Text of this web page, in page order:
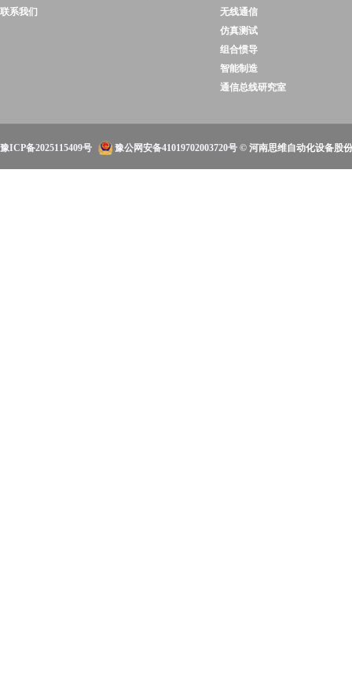
联系我们
无线通信
仿真测试
组合惯导
智能制造
通信总线研究室
豫ICP备2025115409号 豫公网安备41019702003720号 © 河南思维自动化设备股